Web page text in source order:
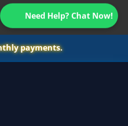
Need Help? Chat Now!
payments.